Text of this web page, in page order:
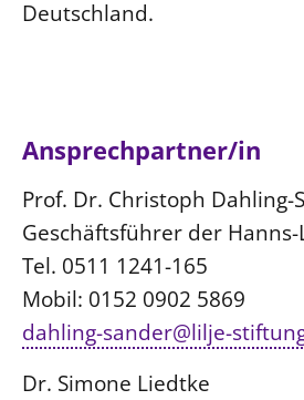
Deutschland.
Ansprechpartner/in
Prof. Dr. Christoph Dahling-
Geschäftsführer der
Tel. 0511 1241-165
Mobil: 0152 0902 5869
dahling-sander@lilje-
Dr. Simone Liedtke